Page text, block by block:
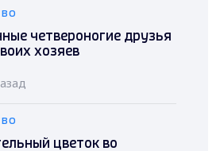
четвероногие друзья
хозяев
цветок во